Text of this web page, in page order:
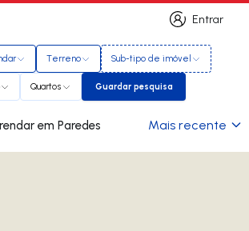
Entrar
Entrar
inicial
Terreno Sub-tipo de imóvel
Quartos Guardar pesquisa
Guardar pesquisa
0 terrenos para arrendar em Paredes Mais recente